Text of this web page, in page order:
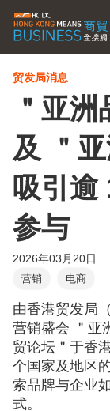
贸发局消息
＂亚
及 ＂
吸引逾
参与
2026年03月20日
营销 电商
由香港贸发局
营销盛会 ＂亚
贸论坛＂于香
个国家及地区
索品牌与企业
式。